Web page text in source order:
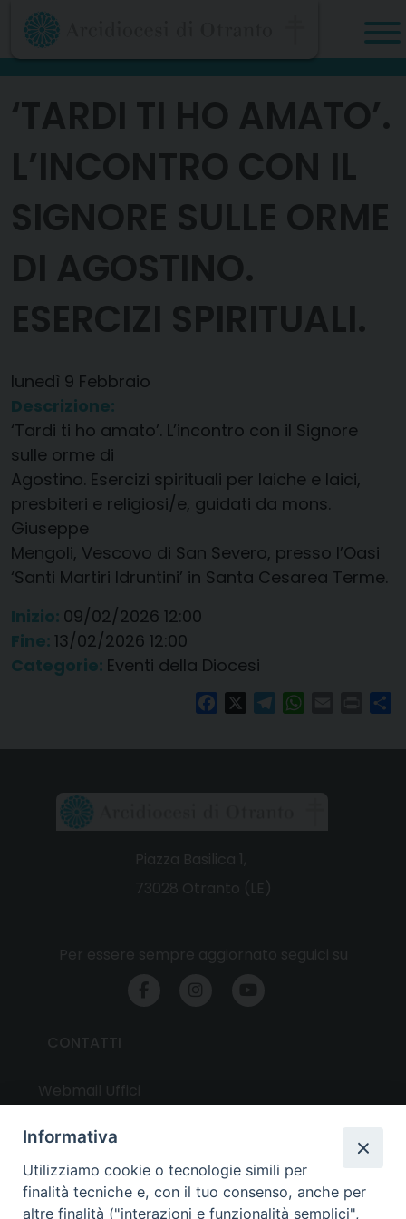
Skip
content
‘TARDI TI HO AMATO’.
L’INCONTRO CON IL
SIGNORE SULLE ORME
DI AGOSTINO.
ESERCIZI SPIRITUALI.
lunedì 9 Febbraio
Descrizione:
‘Tardi ti ho amato’. L’incontro con il Signore
sulle orme di
Agostino. Esercizi spirituali per laiche e laici,
presbiteri e religiosi/e, guidati da mons.
Giuseppe
Mengoli, Vescovo di San Severo, presso l’Oasi
‘Santi Martiri Idruntini’ in Santa Cesarea Terme.
Inizio: 09/02/2026 12:00
Fine: 13/02/2026 12:00
Categorie: Eventi della Diocesi
FacebookTelegramWhatsAppPrint
UTILITY
Informativa
Utilizziamo cookie o tecnologie simili per
finalità tecniche e, con il tuo consenso, anche per
altre finalità ("interazioni e funzionalità semplici",